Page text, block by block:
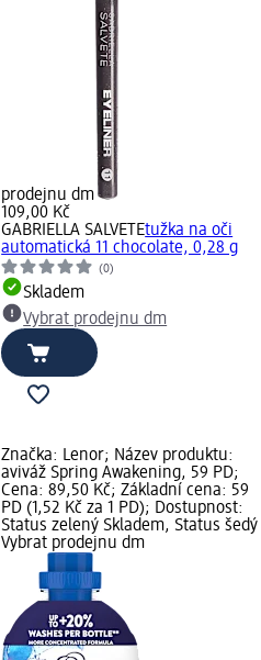
prodejnu dm
109,00 Kč
GABRIELLA SALVETEtužka na oči
automatická 11 chocolate, 0,28 g
(0)
Skladem
Vybrat prodejnu dm
Značka: Lenor; Název produktu:
aviváž Spring Awakening, 59 PD;
Cena: 89,50 Kč; Základní cena: 59
PD (1,52 Kč za 1 PD); Dostupnost:
Status zelený Skladem, Status šedý
Vybrat prodejnu dm